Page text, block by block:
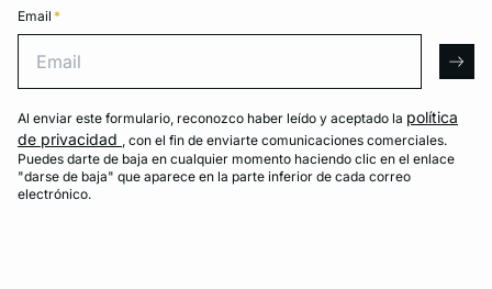
Email *
Al enviar este formulario, reconozco haber leído y aceptado la política
de privacidad , con el fin de enviarte comunicaciones comerciales.
Puedes darte de baja en cualquier momento haciendo clic en el enlace
"darse de baja" que aparece en la parte inferior de cada correo
electrónico.